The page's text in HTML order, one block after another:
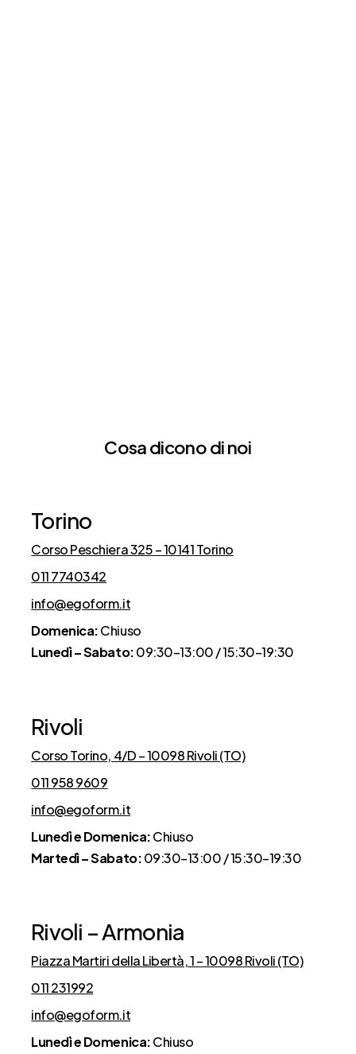
Cosa dicono di noi
Torino
Corso Peschiera 325 – 10141 Torino
011 7740342
info@egoform.it
Domenica:Chiuso
Lunedì – Sabato:09:30–13:00 / 15:30–19:30
Rivoli
Corso Torino, 4/D – 10098 Rivoli (TO)
011 958 9609
info@egoform.it
Lunedì e Domenica:Chiuso
Martedì – Sabato:09:30–13:00 / 15:30–19:30
Rivoli – Armonia
Piazza Martiri della Libertà, 1 – 10098 Rivoli (TO)
011 231992
info@egoform.it
Lunedì e Domenica:Chiuso